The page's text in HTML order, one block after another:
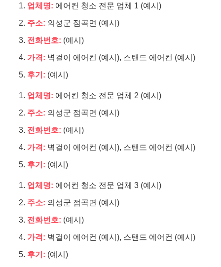
업체명: 에어컨 청소 전문 업체 1 (예시)
주소: 의성군 점곡면 (예시)
전화번호: (예시)
가격: 벽걸이 에어컨 (예시), 스탠드 에어컨 (예시)
후기: (예시)
업체명: 에어컨 청소 전문 업체 2 (예시)
주소: 의성군 점곡면 (예시)
전화번호: (예시)
가격: 벽걸이 에어컨 (예시), 스탠드 에어컨 (예시)
후기: (예시)
업체명: 에어컨 청소 전문 업체 3 (예시)
주소: 의성군 점곡면 (예시)
전화번호: (예시)
가격: 벽걸이 에어컨 (예시), 스탠드 에어컨 (예시)
후기: (예시)